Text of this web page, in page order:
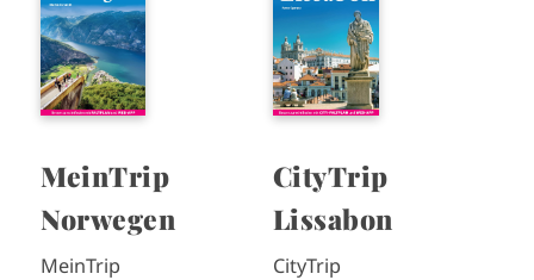
a
g
e
MeinTrip
Norwegen
MeinTrip
a
g
e
CityTrip
Lissabon
CityTrip